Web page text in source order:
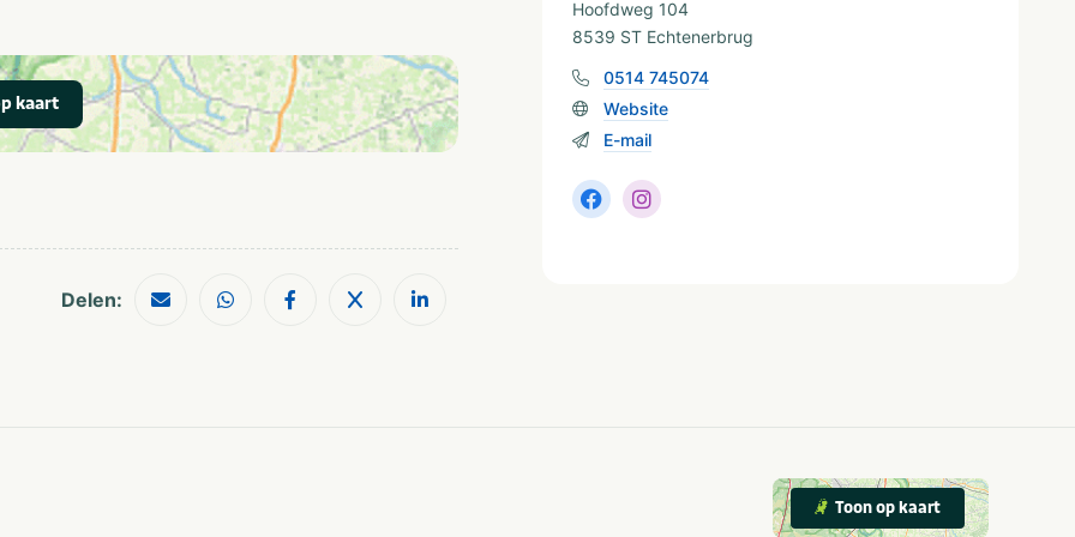
Wifi / draadloos
internet (gratis)
Fietsverhuur
Tennisbaan
Laadpalen
elektrische auto's
Restaurants
Watersport
Musea en kastelen
kaart
Delen:
Hoofdweg 104
8539 ST Echtenerbrug
0514 745074
Website
E-mail
Toon op kaart